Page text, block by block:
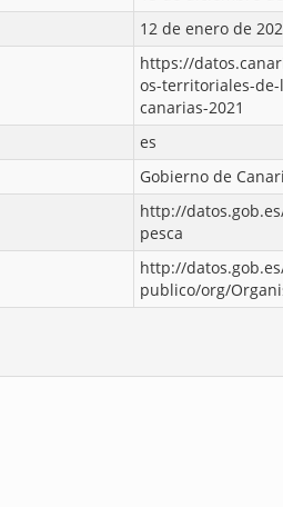
12 de enero de
https://
os-territoriales-
canarias-2021
es
Gobierno de
http://
pesca
http://
publico/org/